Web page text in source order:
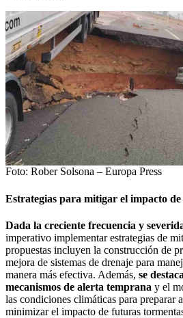
Foto: Rober Solsona – Europa Press
Estrategias para mitigar el impacto
Dada la creciente frecuencia y
imperativo implementar estrategias de
propuestas incluyen la construcción de
mejora de sistemas de drenaje para
manera más efectiva. Además, se
mecanismos de alerta temprana y el
las condiciones climáticas para preparar
minimizar el impacto de futuras